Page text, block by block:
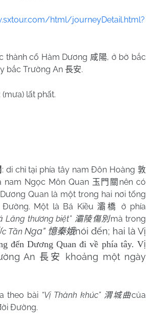
html/journeyDetail.html?
thành cổ Hàm Dương 咸陽, ở bờ bắc
bắc Trường An 長安.
: (mưa) lất phất.
: di chỉ tại phía tây nam Đôn Hoàng敦
nam Ngọc Môn Quan 玉門關 nên có
Quan là một trong hai nơi tống
Một là Bá Kiều灞橋
ở phía
Lăng thương biệt” 灞陵傷別mà trong
TầnNga” 憶秦娥nói đến; hai là Vị
đến Dương Quan đi về phía tây. Vị
An 長安
khoảng một ngày
theo bài “Vị Thành khúc” 渭城曲của
Đường.